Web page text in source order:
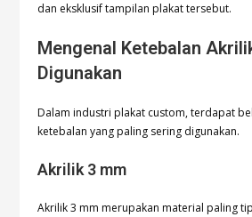
dan eksklusif tampilan plakat tersebut.
Mengenal Ketebalan
Digunakan
Dalam industri plakat custom, terdapat
ketebalan yang paling sering digunakan.
Akrilik 3 mm
Akrilik 3 mm merupakan material paling